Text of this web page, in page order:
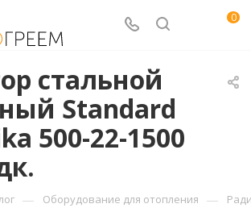
0
стальной
Standard
500-22-1500
— Оборудование для отопления —